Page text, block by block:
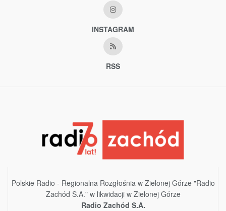
INSTAGRAM
RSS
Polskie Radio - Regionalna Rozgłośnia w Zielonej Górze "Radio
Zachód S.A." w likwidacji w Zielonej Górze
Radio Zachód S.A.